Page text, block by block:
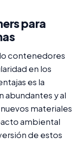
para
contenedores
en los
es la
abundantes y al
materiales
ambiental
de estos